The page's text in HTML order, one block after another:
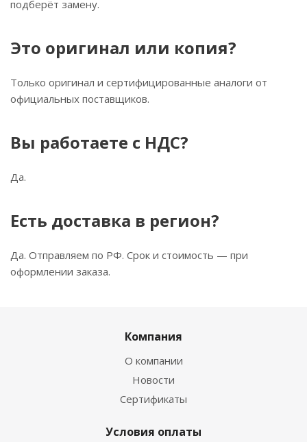
подберёт замену.
Это оригинал или копия?
Только оригинал и сертифицированные аналоги от
официальных поставщиков.
Вы работаете с НДС?
Да.
Есть доставка в регион?
Да. Отправляем по РФ. Срок и стоимость — при
оформлении заказа.
Компания
О компании
Новости
Сертификаты
Условия оплаты